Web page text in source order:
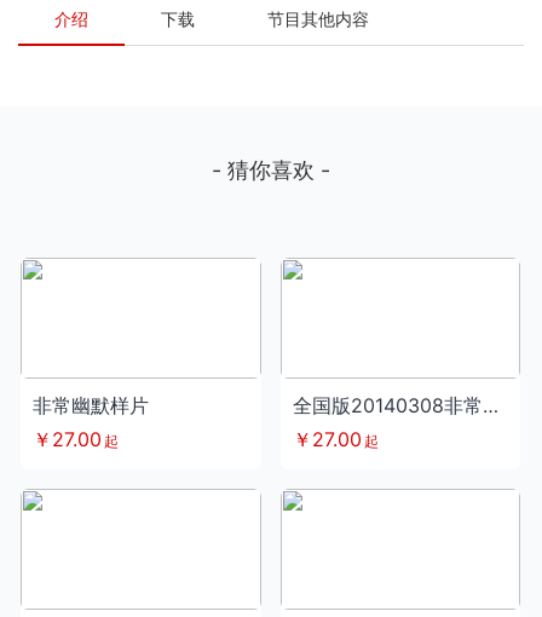
介绍 下载 节目其他内容
- 猜你喜欢 -
非常幽默样片
￥27.00 起
全国版20140308非常幽默第67期
￥27.00 起